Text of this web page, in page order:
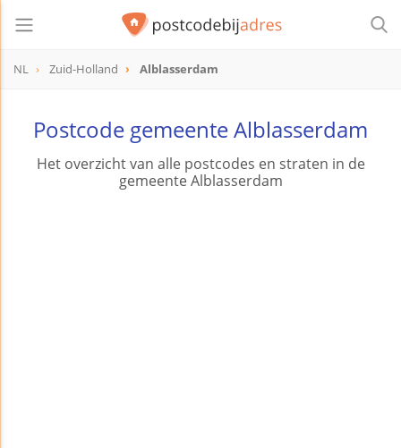
NL Zuid-Holland Alblasserdam
Postcode gemeente Alblasserdam
Het overzicht van alle postcodes en straten in de
gemeente Alblasserdam